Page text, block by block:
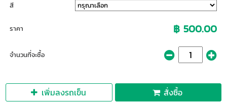
สี
ราคา ฿ 500.00
จำนวนที่จะซื้อ
เพิ่มลงรถเข็น สั่งซื้อ